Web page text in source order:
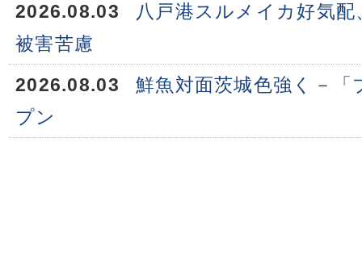
2026.08.03
八戸港スルメイカ好気
被害苦慮
2026.08.03
鮮魚対面茨城色強く－
プン